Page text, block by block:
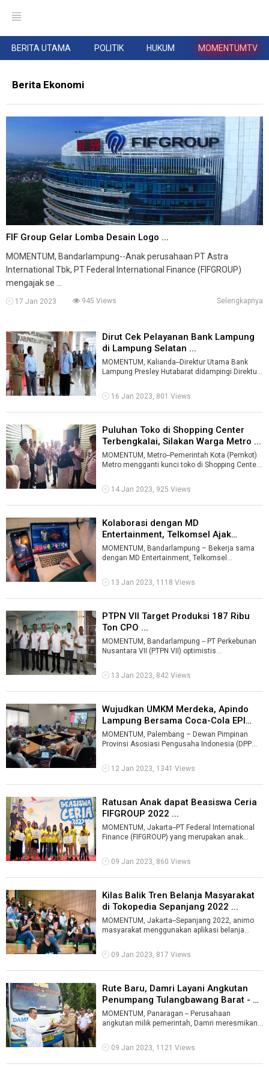
BERITA UTAMA POLITIK HUKUM MOMENTUMTV
Berita Ekonomi
FIF Group Gelar Lomba Desain Logo ...
MOMENTUM, Bandarlampung--Anak perusahaan PT Astra
International Tbk, PT Federal International Finance (FIFGROUP)
mengajak se ...
17 Jan 2023 945 Views Selengkapnya
Dirut Cek Pelayanan Bank Lampung
di Lampung Selatan ...
MOMENTUM, Kalianda--Direktur Utama Bank
Lampung Presley Hutabarat didampingi Direktur
16 Jan 2023, 801 Views
Puluhan Toko di Shopping Center
Terbengkalai, Silakan Warga Metro ...
MOMENTUM, Metro--Pemerintah Kota (Pemkot)
Metro mengganti kunci toko di Shopping Center
14 Jan 2023, 925 Views
Kolaborasi dengan MD
Entertainment, Telkomsel Ajak
Nonton Bareng ...
MOMENTUM, Bandarlampung – Bekerja sama
dengan MD Entertainment, Telkomsel
13 Jan 2023, 1118 Views
PTPN VII Target Produksi 187 Ribu
Ton CPO ...
MOMENTUM, Bandarlampung -- PT Perkebunan
Nusantara VII (PTPN VII) optimistis
mentah k ...
13 Jan 2023, 842 Views
Wujudkan UMKM Merdeka, Apindo
Lampung Bersama Coca-Cola EPI
dan I ...
MOMENTUM, Palembang – Dewan Pimpinan
Provinsi Asosiasi Pengusaha Indonesia (DPP
12 Jan 2023, 1341 Views
Ratusan Anak dapat Beasiswa Ceria
FIFGROUP 2022 ...
MOMENTUM, Jakarta--PT Federal International
Finance (FIFGROUP) yang merupakan anak
09 Jan 2023, 860 Views
Kilas Balik Tren Belanja Masyarakat
di Tokopedia Sepanjang 2022 ...
MOMENTUM, Jakarta--Sepanjang 2022, animo
masyarakat menggunakan aplikasi belanja
09 Jan 2023, 817 Views
Rute Baru, Damri Layani Angkutan
Penumpang Tulangbawang Barat - W
...
MOMENTUM, Panaragan -- Perusahaan
angkutan milik pemerintah, Damri meresmikan
Pana ...
09 Jan 2023, 1121 Views